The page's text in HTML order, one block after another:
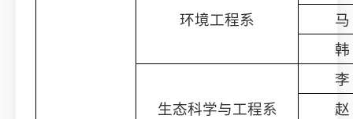
环境工程系
生态科学与工程系